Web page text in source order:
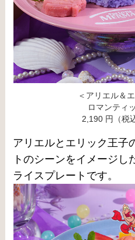
＜アリエル＆
ロマンティ
2,190 円（税
アリエルとエリック王子
トのシーンをイメージし
ライスプレートです。